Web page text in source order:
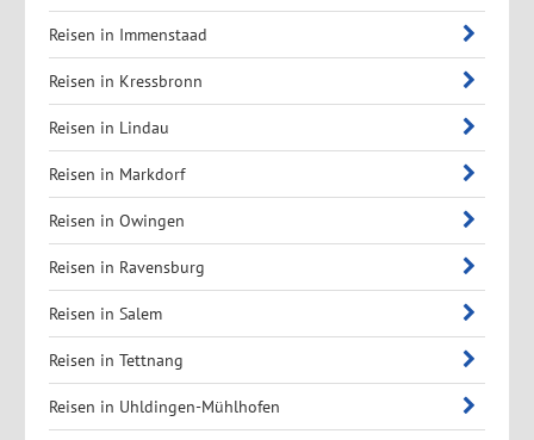
Reisen in Immenstaad
Reisen in Kressbronn
Reisen in Lindau
Reisen in Markdorf
Reisen in Owingen
Reisen in Ravensburg
Reisen in Salem
Reisen in Tettnang
Reisen in Uhldingen-Mühlhofen